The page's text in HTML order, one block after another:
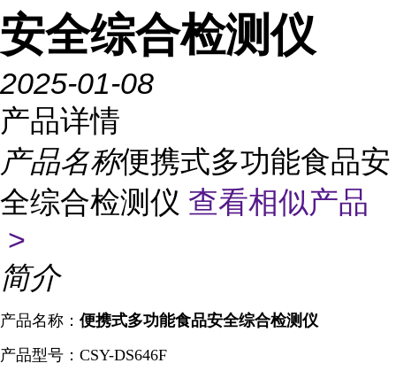
安全综合检测仪
2025-01-08
产品详情
产品名称便携式多功能食品安
全综合检测仪 查看相似产品
>
简介
产品名称： 便携式多功能食品安全综合检测仪
产品型号： CSY-DS646F